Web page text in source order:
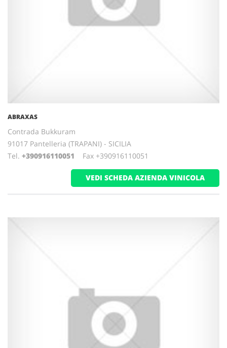
ABRAXAS
Contrada Bukkuram
91017 Pantelleria (TRAPANI) - SICILIA
Tel. +390916110051 Fax +390916110051
VEDI SCHEDA AZIENDA VINICOLA